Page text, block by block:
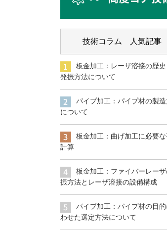
技術コラム 人気記事
板金加工：レーザ溶接の歴
発振方法について
パイプ加工：パイプ材の製
について
板金加工：曲げ加工に必要
計算
板金加工：ファイバーレーザ
振方法とレーザ溶接の設備構成
パイプ加工：パイプ材の目的
わせた選定方法について